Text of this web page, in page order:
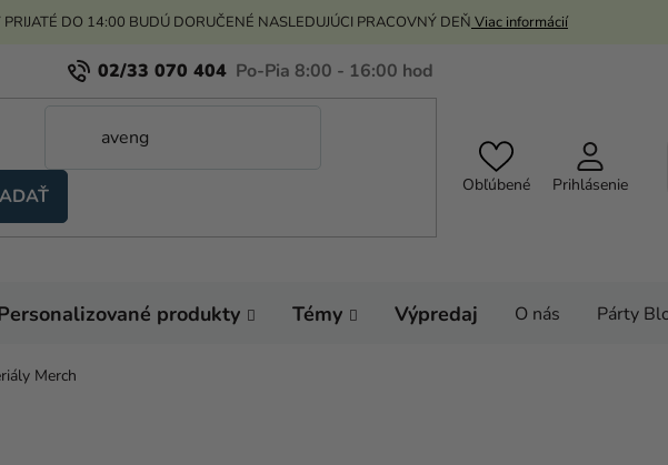
PRIJATÉ DO 14:00 BUDÚ DORUČENÉ NASLEDUJÚCI PRACOVNÝ DEŇ Viac informácií
02/33 070 404
Obľúbené Prihlásenie
produkty Témy Výpredaj O nás Párty
Merch